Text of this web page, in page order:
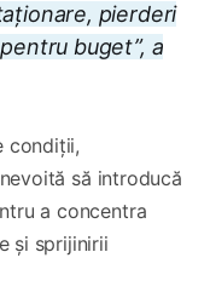
pierderi
buget”, a
condiții,
să introducă
a concentra
și sprijinirii